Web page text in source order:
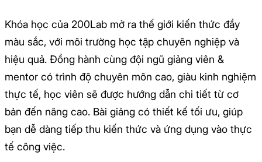
Khóa học của 200Lab mở ra thế giới kiến thức đầy
màu sắc, với môi trường học tập chuyên nghiệp và
hiệu quả. Đồng hành cùng đội ngũ giảng viên &
mentor có trình độ chuyên môn cao, giàu kinh nghiệm
thực tế, học viên sẽ được hướng dẫn chi tiết từ cơ
bản đến nâng cao. Bài giảng có thiết kế tối ưu, giúp
bạn dễ dàng tiếp thu kiến thức và ứng dụng vào thực
tế công việc.